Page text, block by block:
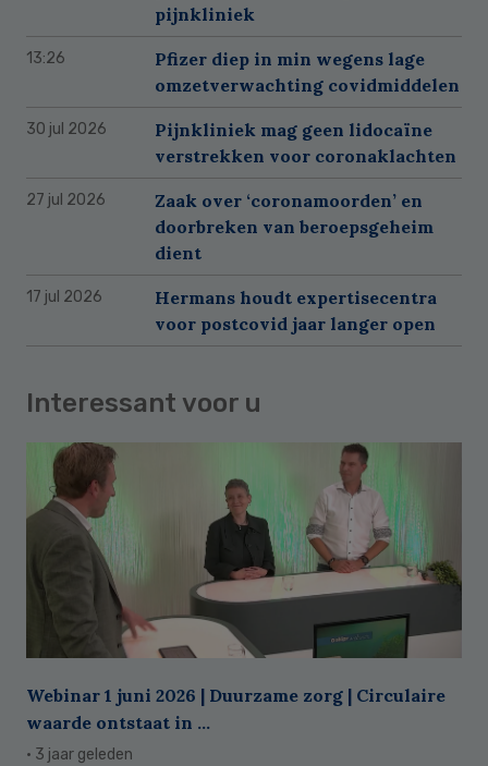
pijnkliniek
13:26
Pfizer diep in min wegens lage
omzetverwachting covidmiddelen
30 jul 2026
Pijnkliniek mag geen lidocaïne
verstrekken voor coronaklachten
27 jul 2026
Zaak over ‘coronamoorden’ en
doorbreken van beroepsgeheim
dient
17 jul 2026
Hermans houdt expertisecentra
voor postcovid jaar langer open
Interessant voor u
Webinar 1 juni 2026 | Duurzame zorg | Circulaire
waarde ontstaat in ...
· 3 jaar geleden